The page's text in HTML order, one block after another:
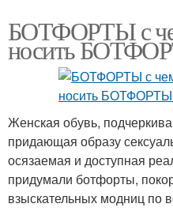
БОТФОРТЫ с
носить
Женская обувь,
придающая образу
осязаемая и доступная
придумали ботфорты,
взыскательных модниц по